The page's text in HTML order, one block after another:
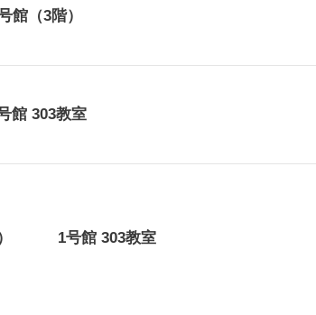
館（3階）
館 303教室
） 1号館 303教室